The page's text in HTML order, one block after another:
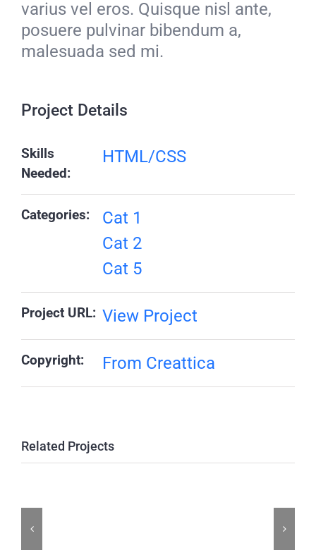
varius vel eros. Quisque nisl ante,
posuere pulvinar bibendum a,
malesuada sed mi.
Project Details
Skills
Needed:
HTML/CSS
Categories:
Cat 1
Cat 2
Cat 5
Project URL: View Project
Copyright: From Creattica
Related Projects